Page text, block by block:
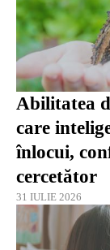
Abilitatea
care
înlocui,
cercetător
31 IULIE 2026